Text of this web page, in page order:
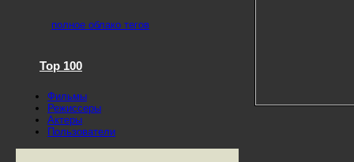
полное облако тегов
Top 100
Фильмы
Режиссеры
Актеры
Пользователи